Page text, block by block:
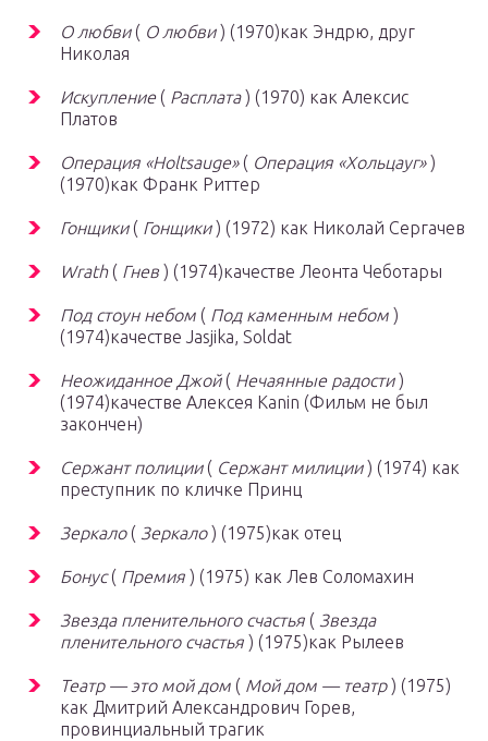
О любви( О любви) (1970)как Эндрю, друг
Николая
Искупление( Расплата) (1970) как Алексис
Платов
Операция «Holtsauge»( Операция «Хольцауг»)
(1970)как Франк Риттер
Гонщики( Гонщики) (1972) как Николай Сергачев
Wrath( Гнев ) (1974)качестве Леонта Чеботары
Под стоун небом ( Под каменным небом )
(1974)качестве Jasjika, Soldat
Неожиданное Джой( Нечаянные радости)
(1974)качестве Алексея Kanin (Фильм не был
закончен)
Сержант полиции( Сержант милиции) (1974) как
преступник по кличке Принц
Зеркало( Зеркало) (1975)как отец
Бонус( Премия ) (1975) как Лев Соломахин
Звезда пленительного счастья ( Звезда
пленительного счастья ) (1975)как Рылеев
Театр — это мой дом ( Мой дом — театр) (1975)
как Дмитрий Александрович Горев,
провинциальный трагик